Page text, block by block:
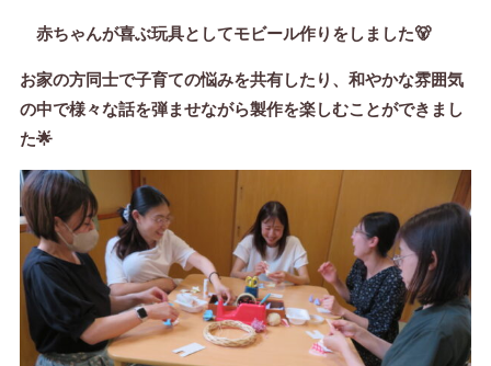
赤ちゃんが喜ぶ玩具としてモビール作りをしました🐻
お家の方同士で子育ての悩みを共有したり、和やかな雰囲気
の中で様々な話を弾ませながら製作を楽しむことができまし
た🌟